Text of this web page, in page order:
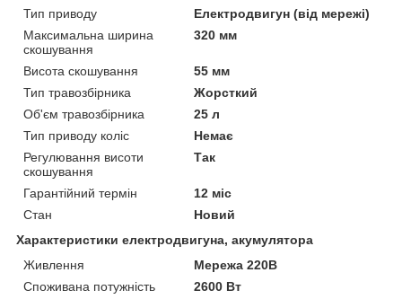
Тип приводу
Електродвигун (від мережі)
Максимальна ширина
скошування
320 мм
Висота скошування
55 мм
Тип травозбірника
Жорсткий
Об'єм травозбірника
25 л
Тип приводу коліс
Немає
Регулювання висоти
скошування
Так
Гарантійний термін
12 міс
Стан
Новий
Характеристики електродвигуна, акумулятора
Живлення
Мережа 220В
Споживана потужність
2600 Вт